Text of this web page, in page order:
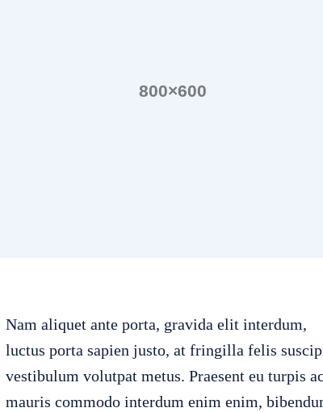
Nam aliquet ante porta, gravida elit interdum,
luctus porta sapien justo, at fringilla felis
vestibulum volutpat metus. Praesent eu turpis ac
mauris commodo interdum enim enim,